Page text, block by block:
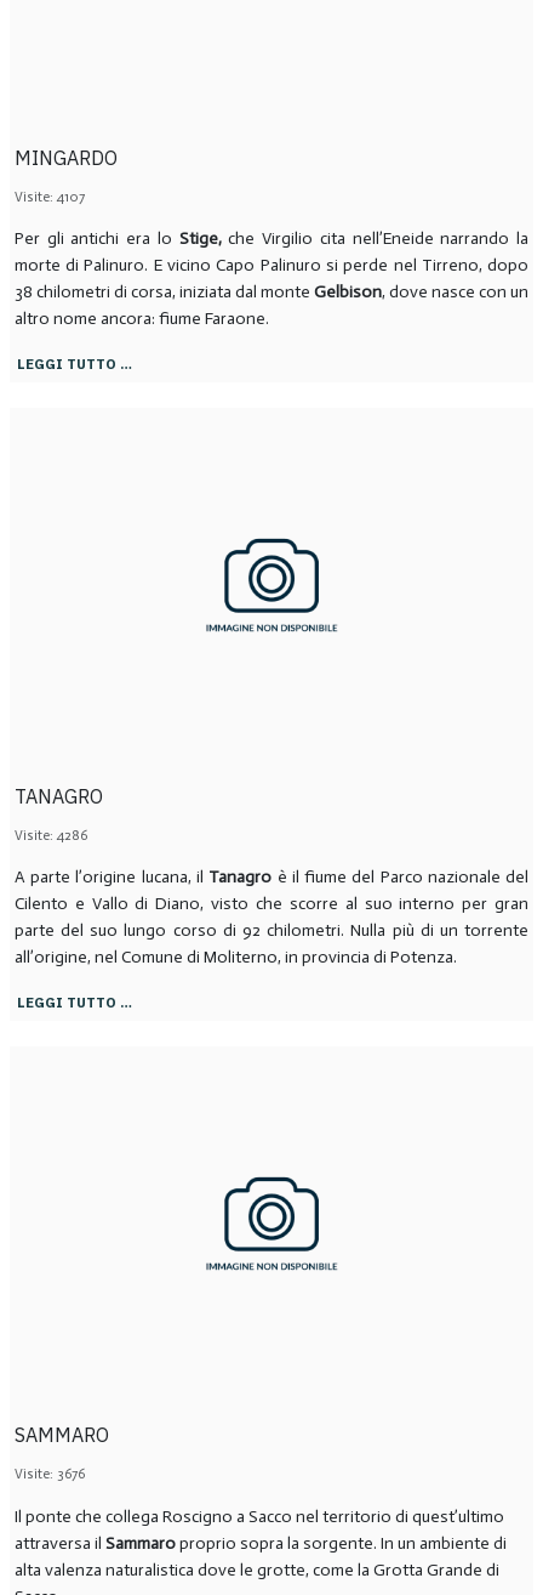
MINGARDO
Visite: 4107
Per gli antichi era lo Stige,che Virgilio cita nell’Eneide narrando la
morte di Palinuro. E vicino Capo Palinuro si perde nel Tirreno, dopo
38 chilometri di corsa, iniziata dal monteGelbison, dove nasce con un
altro nome ancora: fiume Faraone.
LEGGI TUTTO …
TANAGRO
Visite: 4286
A parte l’origine lucana, il Tanagro è il fiume del Parco nazionale del
Cilento e Vallo di Diano, visto che scorre al suo interno per gran
parte del suo lungo corso di 92 chilometri. Nulla più di un torrente
all’origine, nel Comune di Moliterno, in provincia di Potenza.
LEGGI TUTTO …
SAMMARO
Visite: 3676
Il ponte che collega Roscigno a Sacco nel territorio di quest’ultimo
attraversa il Sammaroproprio sopra la sorgente. In un ambiente di
alta valenza naturalistica dove le grotte, come la Grotta Grande di